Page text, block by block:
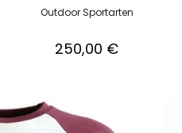
Outdoor Sportarten
250,00 €